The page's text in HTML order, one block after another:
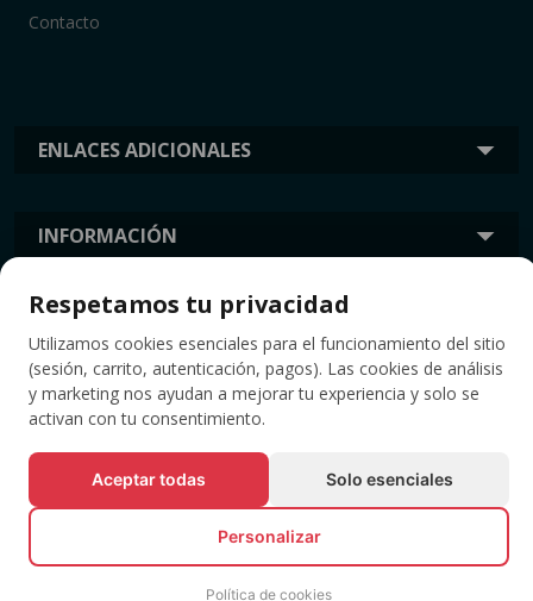
ENLACES ADICIONALES
INFORMACIÓN
Contacto
ETIQUETAS
© Todos los derechos reservados EVENTBOOK SRL.
Respetamos tu privacidad
Utilizamos cookies esenciales para el funcionamiento del sitio
(sesión, carrito, autenticación, pagos). Las cookies de análisis
y marketing nos ayudan a mejorar tu experiencia y solo se
activan con tu consentimiento.
Aceptar todas Solo esenciales
Personalizar
Política de cookies